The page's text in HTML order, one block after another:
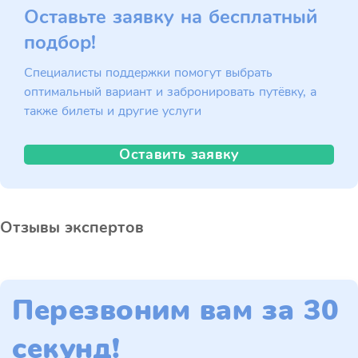
Оставьте заявку на бесплатный
подбор!
Специалисты поддержки помогут выбрать
оптимальный вариант и забронировать путёвку, а
также билеты и другие услуги
Оставить заявку
Отзывы экспертов
Перезвоним вам за 30
секунд!